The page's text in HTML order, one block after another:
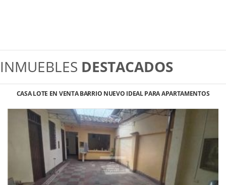
INMUEBLES DESTACADOS
CASA LOTE EN VENTA BARRIO NUEVO IDEAL PARA APARTAMENTOS